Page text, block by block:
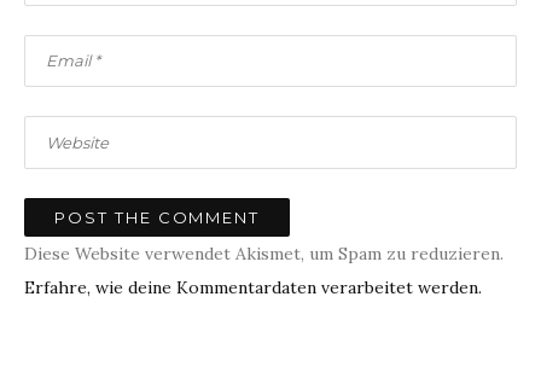
Diese Website verwendet Akismet, um Spam zu reduzieren.
Erfahre, wie deine Kommentardaten verarbeitet werden.